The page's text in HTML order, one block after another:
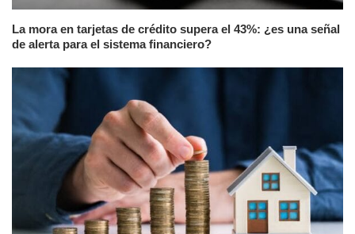
La mora en tarjetas de crédito supera el 43%: ¿es una señal
de alerta para el sistema financiero?